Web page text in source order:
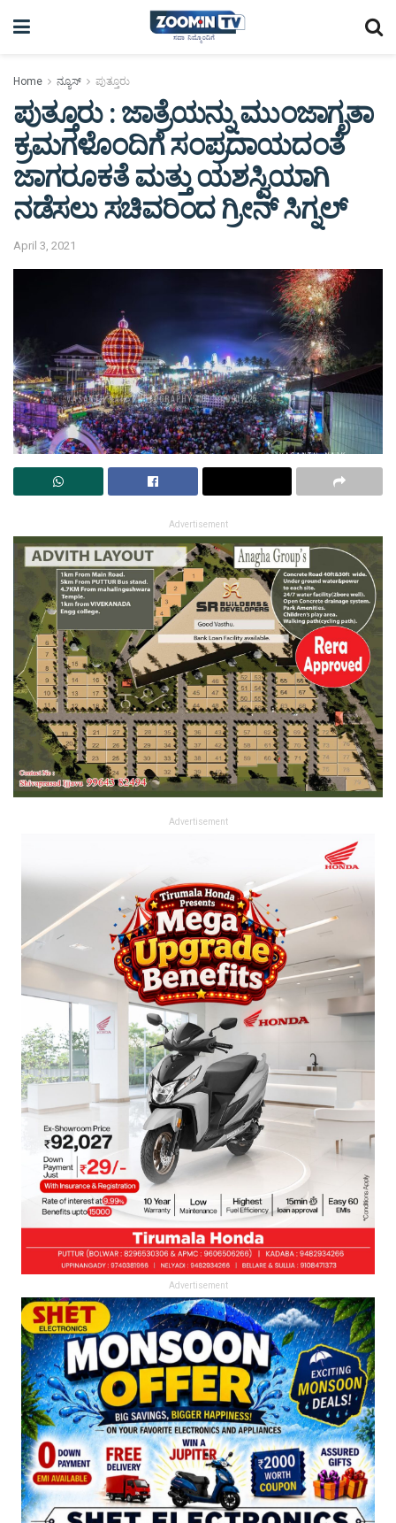
Home ನ್ಯೂಸ್ ಪುತ್ತೂರು
ಪುತ್ತೂರು : ಜಾತ್ರೆಯನ್ನು ಮುಂಜಾಗೃತಾ
ಕ್ರಮಗಳೊಂದಿಗೆ ಸಂಪ್ರದಾಯದಂತೆ
ಜಾಗರೂಕತೆ ಮತ್ತು ಯಶಸ್ವಿಯಾಗಿ
ನಡೆಸಲು ಸಚಿವರಿಂದ ಗ್ರೀನ್ ಸಿಗ್ನಲ್
April 3, 2021
Advertisement
Advertisement
Advertisement